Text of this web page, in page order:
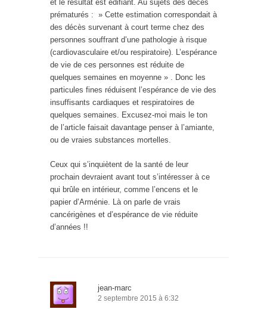
et le résultat est édifiant. Au sujets des décès
prématurés : » Cette estimation correspondait à
des décès survenant à court terme chez des
personnes souffrant d’une pathologie à risque
(cardiovasculaire et/ou respiratoire). L’espérance
de vie de ces personnes est réduite de
quelques semaines en moyenne » . Donc les
particules fines réduisent l’espérance de vie des
insuffisants cardiaques et respiratoires de
quelques semaines. Excusez-moi mais le ton
de l’article faisait davantage penser à l’amiante,
ou de vraies substances mortelles.
Ceux qui s’inquiètent de la santé de leur
prochain devraient avant tout s’intéresser à ce
qui brûle en intérieur, comme l’encens et le
papier d’Arménie. Là on parle de vrais
cancérigènes et d’espérance de vie réduite
d’années !!
jean-marc
2 septembre 2015 à 6:32